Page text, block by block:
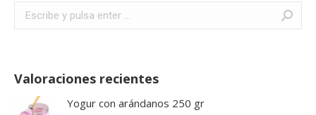
Buscar:
Valoraciones recientes
Yogur con arándanos 250 gr